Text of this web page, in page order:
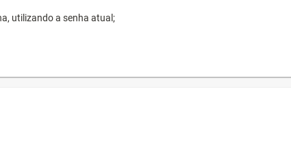
utilizando a senha atual;